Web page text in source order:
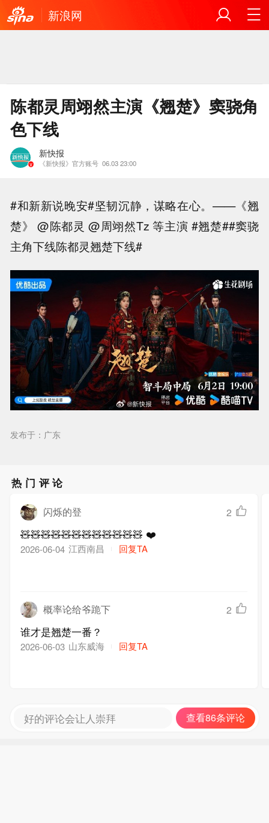
新浪网
陈都灵周翊然主演《翘楚》窦骁角
色下线
新快报
《新快报》官方账号 06.03 23:00
#和新新说晚安#坚韧沉静，谋略在心。——《翘
楚》 @陈都灵 @周翊然Tz 等主演 #翘楚##窦骁
主角下线陈都灵翘楚下线#
发布于：广东
热门评论
闪烁的登 2
🧸🧸🧸🧸🧸🧸🧸🧸🧸🧸🧸🧸 ❤️
2026-06-04 江西南昌 回复TA
概率论给爷跪下 2
谁才是翘楚一番？
2026-06-03 山东威海 回复TA
好的评论会让人崇拜 查看86条评论